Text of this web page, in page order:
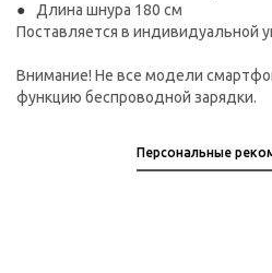
Длина шнура 180 см
Поставляется в индивидуальной
Внимание! Не все модели
функцию беспроводной зарядки.
Персональные